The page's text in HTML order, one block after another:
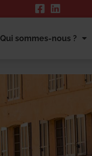
Qui sommes-nous ?